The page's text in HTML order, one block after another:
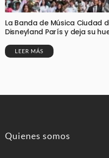
La Banda de Música Ciudad
Disneyland París y deja su
LEER MÁS
Quienes somos